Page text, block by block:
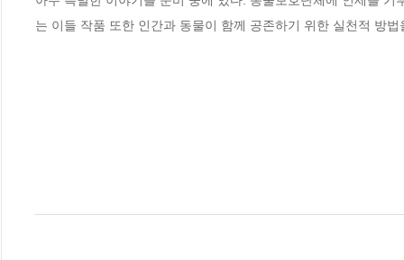
는 이들 작품 또한 인간과 동물이 함께 공존하기 위한 실천적 방